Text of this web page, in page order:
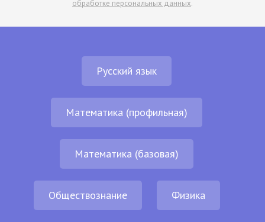
обработке персональных данных.
Русский язык
Математика (профильная)
Математика (базовая)
Обществознание Физика